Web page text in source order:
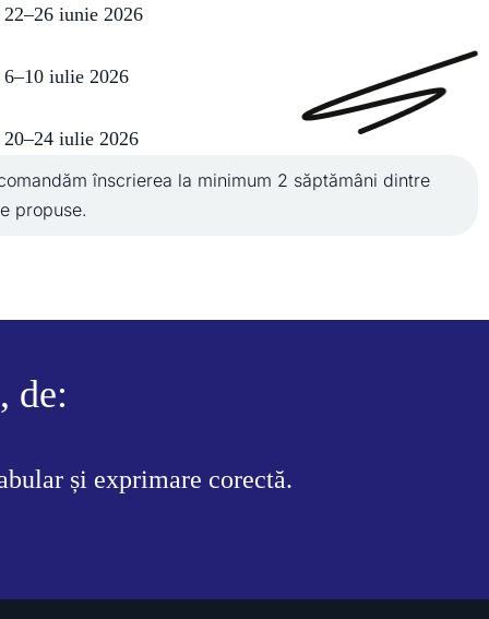
22–26 iunie 2026
6–10 iulie 2026
20–24 iulie 2026
înscrierea la minimum 2 săptămâni dintre
propuse.
de:
și exprimare corectă.